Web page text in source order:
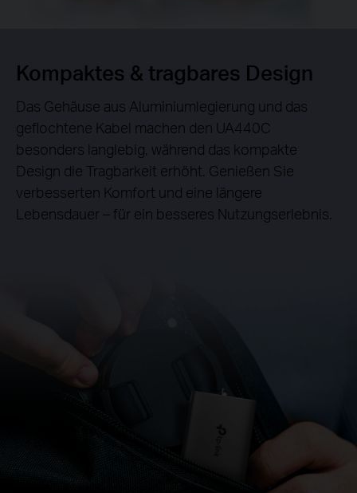
Kompaktes & tragbares Design
Das Gehäuse aus Aluminiumlegierung und das
geflochtene Kabel machen den UA440C
besonders langlebig, während das kompakte
Design die Tragbarkeit erhöht. Genießen Sie
verbesserten Komfort und eine längere
Lebensdauer – für ein besseres Nutzungserlebnis.